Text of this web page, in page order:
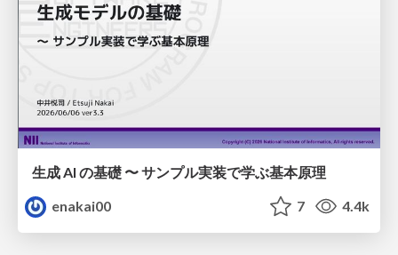
生成 AI の基礎 〜 サンプル実装で学ぶ基本原理
enakai00
7 4.4k